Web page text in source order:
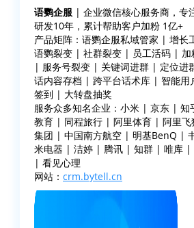
语鹦企服 | 企业微信核心服务商，专
研发10年，累计帮助客户加粉 1亿+
产品矩阵：语鹦企服私域管家 | 增
语鹦裂变 | 社群裂变 | 员工活码 | 加
| 服务号裂变 | 关键词进群 | 定位进
话内容存档 | 跨平台话术库 | 智能
签到 | 大转盘抽奖
服务众多知名企业：小米 | 京东 |
教育 | 同程旅行 | 阿里体育 | 阿里
集团 | 中国南方航空 | 明基BenQ |
米电器 | 洁婷 | 腾讯 | 知群 | 唯库 |
| 看见心理
网站： crm.bytell.cn